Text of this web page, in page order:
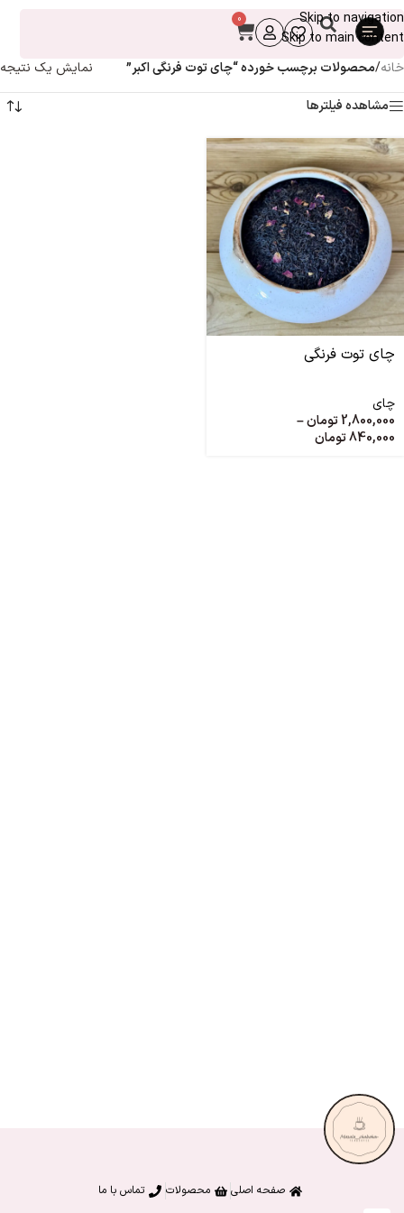
Skip to navigation
Skip to main content
0
خانه/محصولات برچسب خورده “چای توت فرنگی اکبر”
نمایش یک نتیجه
مشاهده فیلترها
چای توت فرنگی
چای
2,800,000تومان–
840,000تومان
صفحه اصلی محصولات تماس با ما